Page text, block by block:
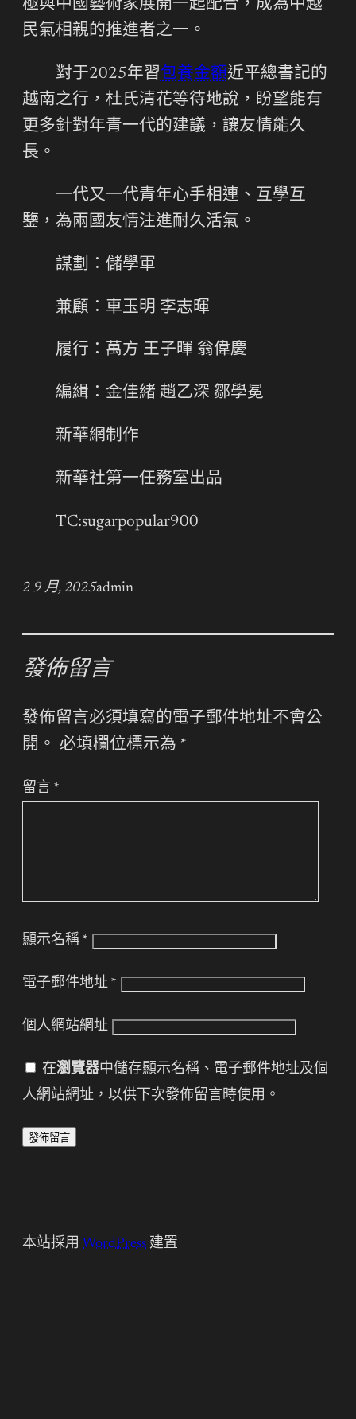
極與中國藝術家展開一起配合，成為中越
民氣相親的推進者之一。
對于2025年習包養金額近平總書記的
越南之行，杜氏清花等待地說，盼望能有
更多針對年青一代的建議，讓友情能久
長。
一代又一代青年心手相連、互學互
鑒，為兩國友情注進耐久活氣。
謀劃：儲學軍
兼顧：車玉明 李志暉
履行：萬方 王子暉 翁偉慶
編緝：金佳緒 趙乙深 鄒學冕
新華網制作
新華社第一任務室出品
TC:sugarpopular900
2 9 月, 2025admin
發佈留言
發佈留言必須填寫的電子郵件地址不會公
開。 必填欄位標示為 *
留言 *
顯示名稱 *
電子郵件地址 *
個人網站網址
在瀏覽器中儲存顯示名稱、電子郵件地址及個
人網站網址，以供下次發佈留言時使用。
本站採用 WordPress 建置